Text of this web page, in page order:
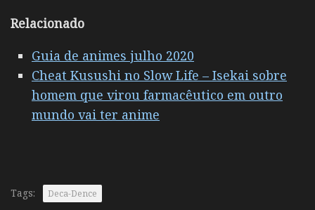
Relacionado
Guia de animes julho 2020
Cheat Kusushi no Slow Life – Isekai sobre
homem que virou farmacêutico em outro
mundo vai ter anime
Tags: Deca-Dence